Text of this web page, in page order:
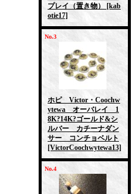
プレイ（置き物）
[kab
otie17]
No.3
ホピ Victor・Coochw
ytewa オーバレイ 1
8K?14K?ゴールド&シ
ルバー カチーナダン
サー コンチョベルト
[VictorCoochwytewa13]
No.4